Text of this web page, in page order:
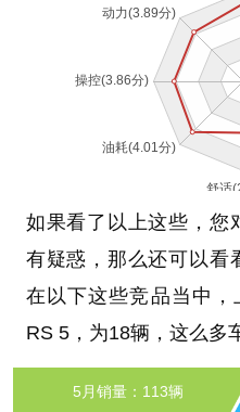
如果看了以上这些，您
有疑惑，那么还可以看
在以下这些竞品当中
RS 5，为18辆，这么多
5月销量：113辆